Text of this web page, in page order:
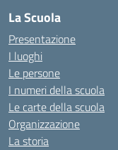
La Scuola
Presentazione
I luoghi
Le persone
I numeri della scuola
Le carte della scuola
Organizzazione
La storia